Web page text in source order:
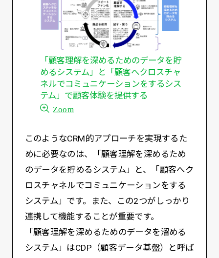
「顧客理解を深めるためのデータを貯
めるシステム」と「顧客へクロスチャ
ネルでコミュニケーションをするシス
テム」で顧客体験を提供する
Zoom
このようなCRM的アプローチを実現するた
めに必要なのは、「顧客理解を深めるため
のデータを貯めるシステム」と、「顧客へク
ロスチャネルでコミュニケーションをする
システム」です。また、この2つがしっかり
連携して機能することが重要です。
「顧客理解を深めるためのデータを溜める
システム」はCDP（顧客データ基盤）と呼ば